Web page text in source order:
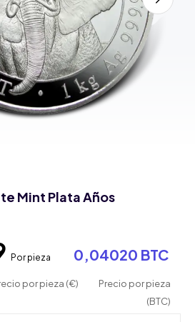
Mint Plata Años
Por pieza 0,04020 BTC
por pieza (€)
Precio por pieza
(BTC)